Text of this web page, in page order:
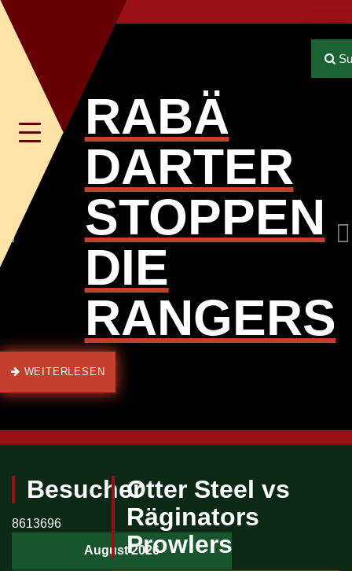
Toggle
navigation
RABÄ
DARTER
STOPPEN
DIE
RANGERS
WEITERLESEN
Previous
Besucher
8613696
August 2026
Otter Steel vs
Räginators
Prowlers